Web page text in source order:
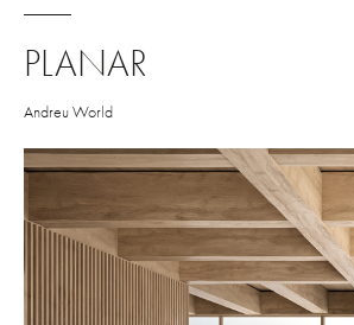
PLANAR
Andreu World